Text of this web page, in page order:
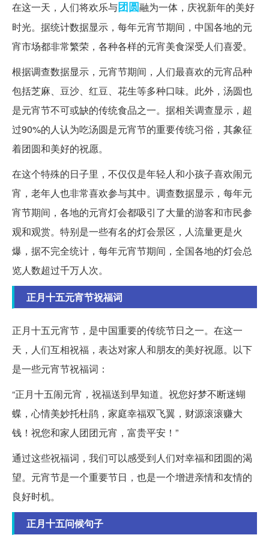
在这一天，人们将欢乐与团圆融为一体，庆祝新年的美好
时光。据统计数据显示，每年元宵节期间，中国各地的元
宵市场都非常繁荣，各种各样的元宵美食深受人们喜爱。
根据调查数据显示，元宵节期间，人们最喜欢的元宵品种
包括芝麻、豆沙、红豆、花生等多种口味。此外，汤圆也
是元宵节不可或缺的传统食品之一。据相关调查显示，超
过90%的人认为吃汤圆是元宵节的重要传统习俗，其象征
着团圆和美好的祝愿。
在这个特殊的日子里，不仅仅是年轻人和小孩子喜欢闹元
宵，老年人也非常喜欢参与其中。调查数据显示，每年元
宵节期间，各地的元宵灯会都吸引了大量的游客和市民参
观和观赏。特别是一些有名的灯会景区，人流量更是火
爆，据不完全统计，每年元宵节期间，全国各地的灯会总
览人数超过千万人次。
正月十五元宵节祝福词
正月十五元宵节，是中国重要的传统节日之一。在这一
天，人们互相祝福，表达对家人和朋友的美好祝愿。以下
是一些元宵节祝福词：
“正月十五闹元宵，祝福送到早知道。祝您好梦不断迷蝴
蝶，心情美妙托杜鹃，家庭幸福双飞翼，财源滚滚赚大
钱！祝您和家人团团元宵，富贵平安！”
通过这些祝福词，我们可以感受到人们对幸福和团圆的渴
望。元宵节是一个重要节日，也是一个增进亲情和友情的
良好时机。
正月十五问候句子